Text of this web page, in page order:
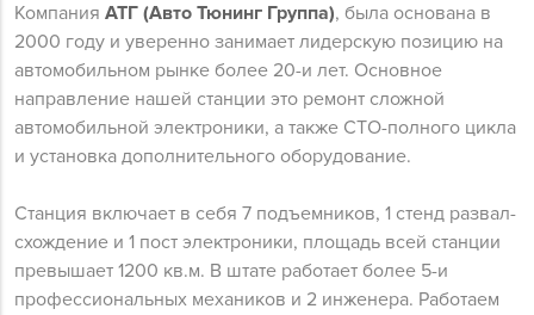
Компания АТГ (Авто Тюнинг Группа), была основана в
2000 году и уверенно занимает лидерскую позицию на
автомобильном рынке более 20-и лет. Основное
направление нашей станции это ремонт сложной
автомобильной электроники, а также СТО-полного цикла
и установка дополнительного оборудование.
Станция включает в себя 7 подъемников, 1 стенд развал-
схождение и 1 пост электроники, площадь всей станции
превышает 1200 кв.м. В штате работает более 5-и
профессиональных механиков и 2 инженера. Работаем